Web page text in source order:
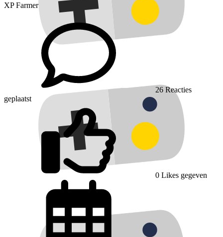
XP Farmer
26 Reacties
geplaatst
0 Likes gegeven